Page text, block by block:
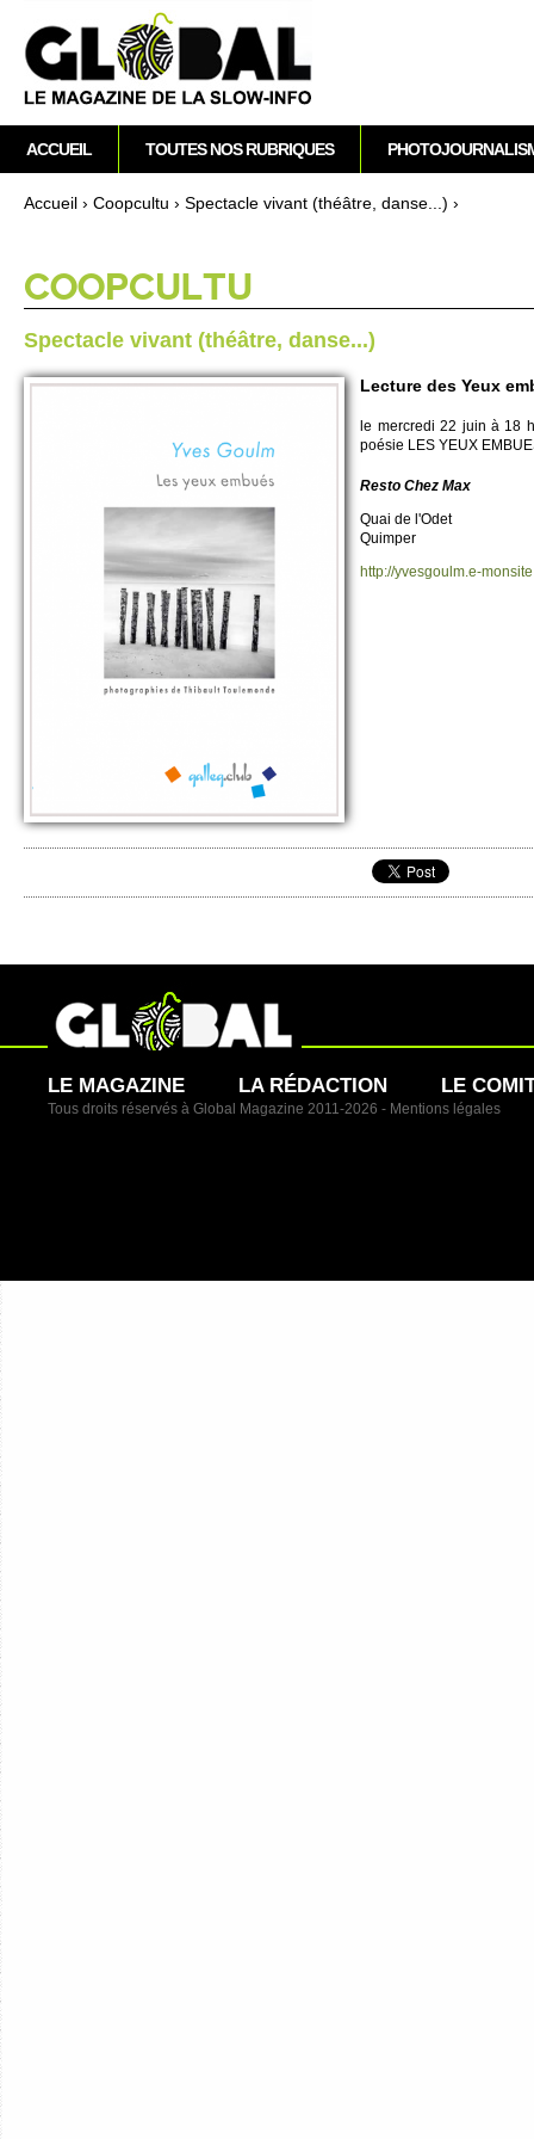
Accueil › Co­opcultu › Spe­ctacle vi­vant (théâtre, danse...) ›
CO­OPCULTU
Spe­ctacle vi­vant (théâtre, danse...)
Lecture des Yeux
le mer­credi 22 juin à 18
poésie LES YEUX
Resto Chez Max
Quai de l'Odet
Quimper
http://​yvesgoulm.​e-
M
e
n
r
i
n
i
ACCUEIL TOUTES NOS RUBRIQUES
LE MAGAZINE LA RÉDACTION LE
Tous droits réservés à Global Magazine 2011-2026 - Mentions légales